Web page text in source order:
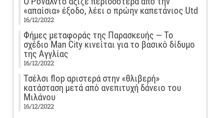
«απαίσια» έξοδο, λέει ο πρώην καπετάνιος Utd
16/12/2022
Φήμες μεταφοράς της Παρασκευής — Το
σχέδιο Man City κινείται για το βασικό δίδυμο
της Αγγλίας
16/12/2022
Τσέλσι flop αριστερά στην «θλιβερή»
κατάσταση μετά από ανεπιτυχή δάνειο του
Μιλάνου
16/12/2022